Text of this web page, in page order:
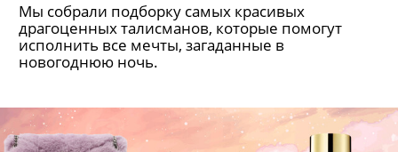
Мы собрали подборку самых красивых
драгоценных талисманов, которые помогут
исполнить все мечты, загаданные в
новогоднюю ночь.